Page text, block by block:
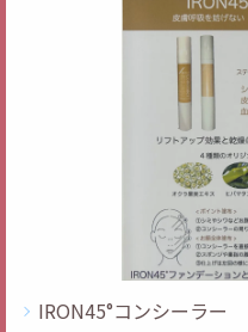
IRON45°コンシーラー